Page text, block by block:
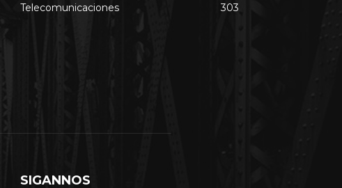
Telecomunicaciones
303
SIGANNOS